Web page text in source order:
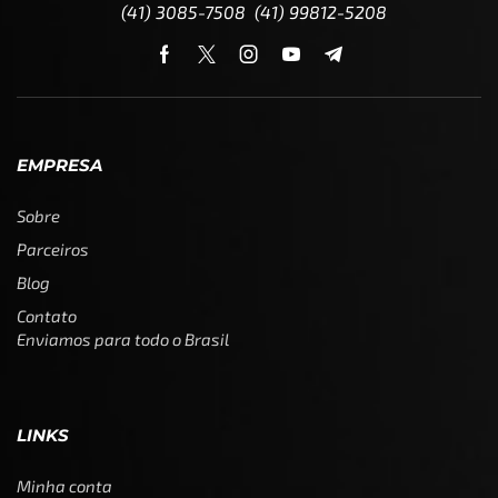
(41) 3085-7508 (41) 99812-5208
EMPRESA
Sobre
Parceiros
Blog
Contato
Enviamos para todo o Brasil
LINKS
Minha conta